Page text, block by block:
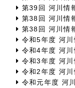
第39回 河川情
第38回 河川情
第38回 河川情
令和5年度 河
令和4年度 河
令和3年度 河
令和2年度 河
令和元年度 河